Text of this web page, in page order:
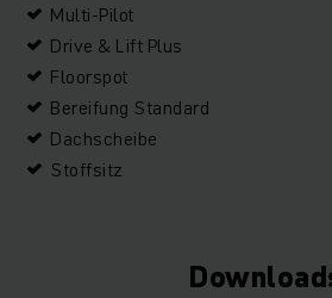
Multi-Pilot
Drive & Lift Plus
Floorspot
Bereifung Standard
Dachscheibe
Stoffsitz